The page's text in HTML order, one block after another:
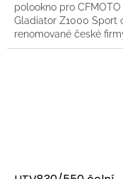
polookno pro CFMOTO
Gladiator Z1000 Sport
renomované české